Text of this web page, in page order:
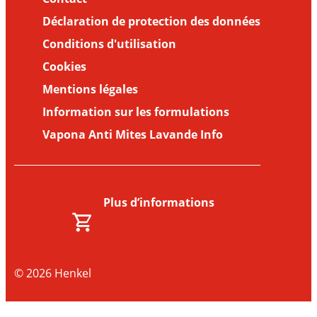
Déclaration de protection des données
Conditions d'utilisation
Cookies
Mentions légales
Information sur les formulations
Vapona Anti Mites Lavande Info
Plus d’informations
© 2026 Henkel